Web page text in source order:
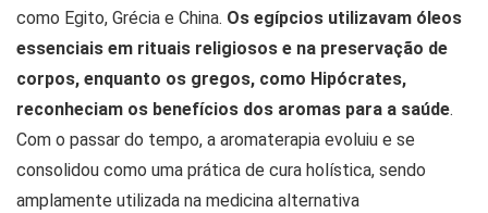
como Egito, Grécia e China. Os egípcios utilizavam óleos
essenciais em rituais religiosos e na preservação de
corpos, enquanto os gregos, como Hipócrates,
reconheciam os benefícios dos aromas para a saúde.
Com o passar do tempo, a aromaterapia evoluiu e se
consolidou como uma prática de cura holística, sendo
amplamente utilizada na medicina alternativa